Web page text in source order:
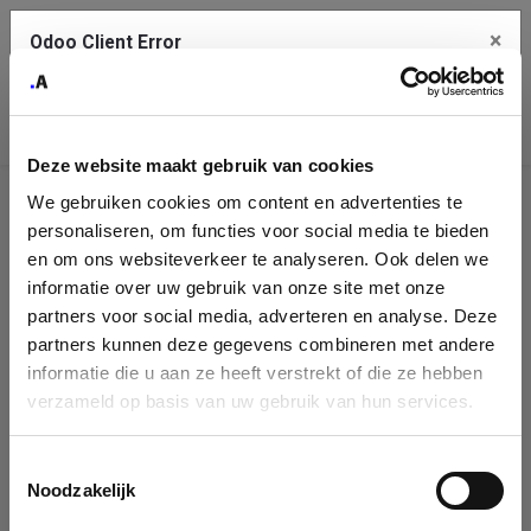
Deze website maakt gebruik van cookies
We gebruiken cookies om content en advertenties te
personaliseren, om functies voor social media te bieden
en om ons websiteverkeer te analyseren. Ook delen we
informatie over uw gebruik van onze site met onze
partners voor social media, adverteren en analyse. Deze
partners kunnen deze gegevens combineren met andere
informatie die u aan ze heeft verstrekt of die ze hebben
verzameld op basis van uw gebruik van hun services.
Noodzakelijk
Company
Identification
Please fill in your company details
You can search a company in our database by name, VAT or
enterprise ID. When a company is selected it will auto-complete the
form. If you don't find your company in our database, you can create
Odoo Client Error ×
service.
See details
Ok